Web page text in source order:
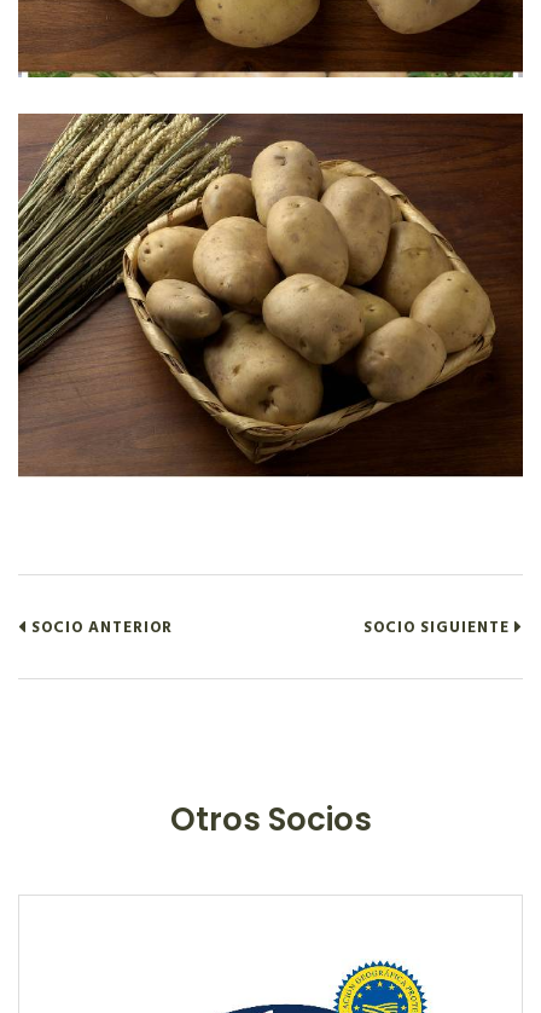
SOCIO ANTERIOR SOCIO SIGUIENTE
Otros Socios